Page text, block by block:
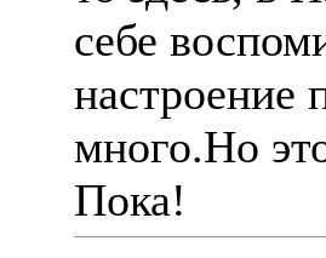
себе
настроение
много.Но
Пока!